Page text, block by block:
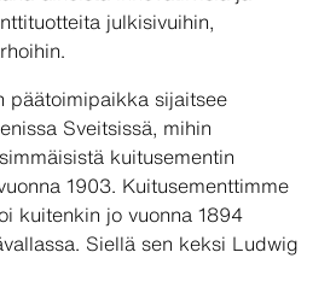
julkisivuihin,
päätoimipaikka sijaitsee
Sveitsissä, mihin
kuitusementin
1903. Kuitusementtimme
kuitenkin jo vuonna 1894
Siellä sen keksi Ludwig